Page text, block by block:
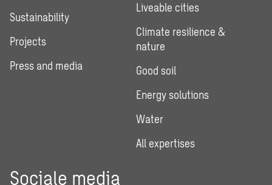
Sustainability
Projects
Press and media
Liveable cities
Climate resilience &
nature
Good soil
Energy solutions
Water
All expertises
Sociale media